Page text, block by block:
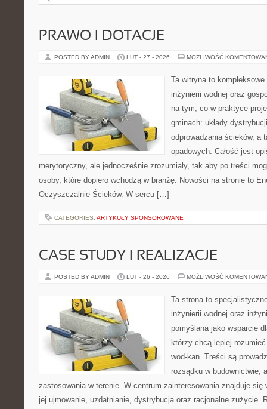
PRAWO I DOTACJE
POSTED BY ADMIN LUT - 27 - 2026 MOŻLIWOŚĆ
Ta witryna to
inżynierii wodnej oraz
na tym, co w praktyce
gminach: układy
odprowadzania ścieków, a
opadowych. Całość jest
merytoryczny, ale jednocześnie zrozumiały, tak aby po treści
osoby, które dopiero wchodzą w branżę. Nowości na stronie to
Oczyszczalnie Ścieków. W sercu […]
CATEGORIES: ARTYKUŁY SPONSOROWANE
CASE STUDY I REALIZACJE
POSTED BY ADMIN LUT - 26 - 2026 MOŻLIWOŚĆ
Ta strona to
inżynierii wodnej oraz
pomyślana jako wsparcie
którzy chcą lepiej
wod-kan. Treści są
rozsądku w budownictwie,
zastosowania w terenie. W centrum zainteresowania znajduje się
jej ujmowanie, uzdatnianie, dystrybucja oraz racjonalne zużycie.